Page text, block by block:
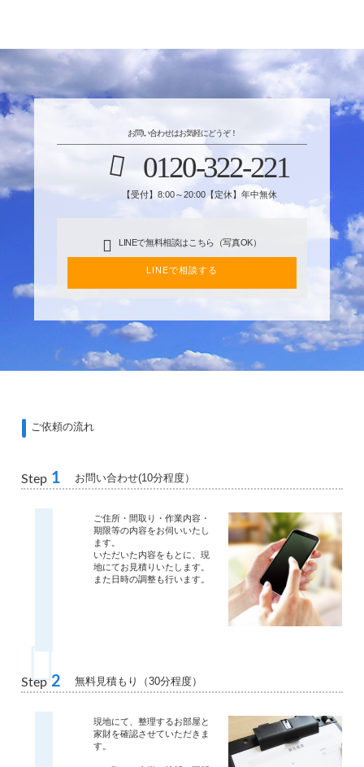
お問い合わせはお気軽にどうぞ！
0120-322-221
【受付】8:00～20:00【定休】年中無休
LINEで無料相談はこちら（写真OK）
LINEで相談する
ご依頼の流れ
Step 1 お問い合わせ(10分程度）
ご住所・間取り・作業内容・
期限等の内容をお伺いいたし
ます。
いただいた内容をもとに、現
地にてお見積りいたします。
また日時の調整も行います。
Step 2 無料見積もり（30分程度）
現地にて、整理するお部屋と
家財を確認させていただきま
す。